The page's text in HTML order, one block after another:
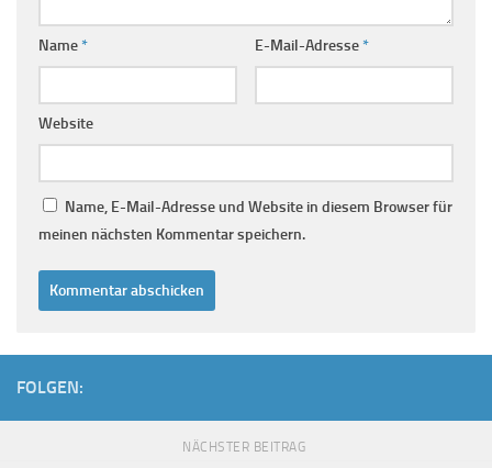
Name* E-Mail-Adresse*
Website
Name, E-Mail-Adresse und Website in diesem Browser für
meinen nächsten Kommentar speichern.
FOLGEN:
NÄCHSTER BEITRAG